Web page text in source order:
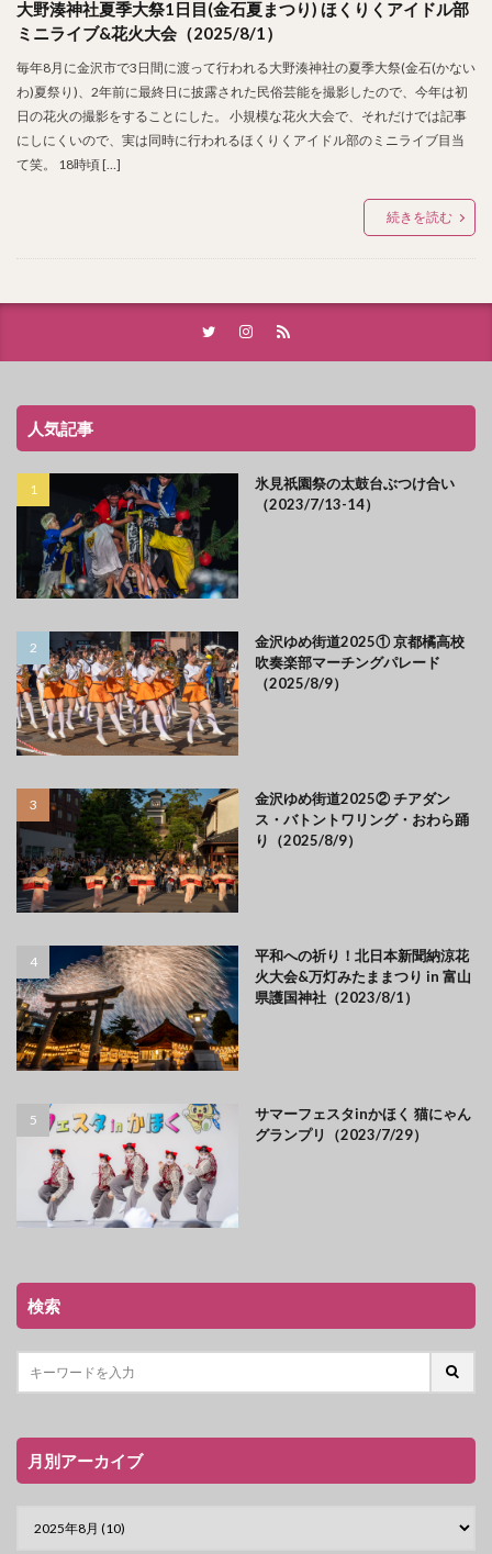
大野湊神社夏季大祭1日目(金石夏まつり) ほくりくアイドル部
ミニライブ&花火大会（2025/8/1）
毎年8月に金沢市で3日間に渡って行われる大野湊神社の夏季大祭(金石(かない
わ)夏祭り)、2年前に最終日に披露された民俗芸能を撮影したので、今年は初
日の花火の撮影をすることにした。 小規模な花火大会で、それだけでは記事
にしにくいので、実は同時に行われるほくりくアイドル部のミニライブ目当
て笑。 18時頃 […]
続きを読む
人気記事
氷見祇園祭の太鼓台ぶつけ合い
（2023/7/13-14）
金沢ゆめ街道2025① 京都橘高校
吹奏楽部マーチングパレード
（2025/8/9）
金沢ゆめ街道2025② チアダン
ス・バトントワリング・おわら踊
り（2025/8/9）
平和への祈り！北日本新聞納涼花
火大会&万灯みたままつり in 富山
県護国神社（2023/8/1）
サマーフェスタinかほく 猫にゃん
グランプリ（2023/7/29）
検索
月別アーカイブ